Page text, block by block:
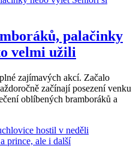
palačinky
velmi užili
zajímavých akcí. Začalo
začínají posezení venku
oblíbených bramboráků a